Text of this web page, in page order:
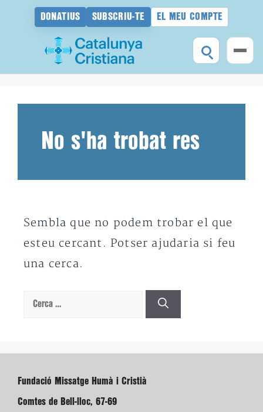
DONATIUS SUBSCRIU-TE EL MEU COMPTE
No s'ha trobat res
Sembla que no podem trobar el que
esteu cercant. Potser ajudaria si feu
una cerca.
Cerca:
Fundació Missatge Humà i Cristià
Comtes de Bell-lloc, 67-69